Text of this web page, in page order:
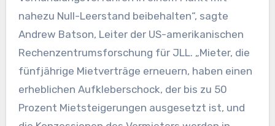
nahezu Null-Leerstand beibehalten“, sagte
Andrew Batson, Leiter der US-amerikanischen
Rechenzentrumsforschung für JLL. „Mieter, die
fünfjährige Mietverträge erneuern, haben einen
erheblichen Aufkleberschock, der bis zu 50
Prozent Mietsteigerungen ausgesetzt ist, und